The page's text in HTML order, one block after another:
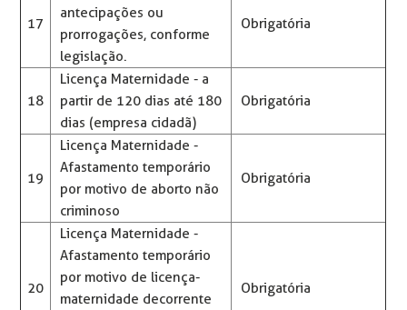
17
antecipações ou
prorrogações, conforme
legislação.
Obrigatória
18
Licença Maternidade - a
partir de 120 dias até 180
dias (empresa cidadã)
Obrigatória
19
Licença Maternidade -
Afastamento temporário
por motivo de aborto não
criminoso
Obrigatória
20
Licença Maternidade -
Afastamento temporário
por motivo de licença-
maternidade decorrente
Obrigatória